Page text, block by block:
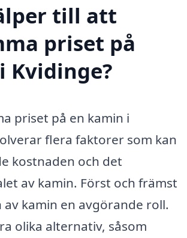
till att
priset på
Kvidinge?
priset på en kamin i
flera faktorer som kan
kostnaden och det
av kamin. Först och främst
av kamin en avgörande roll.
olika alternativ, såsom